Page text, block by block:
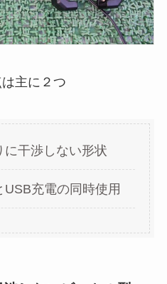
主に２つ
に干渉しない形状
USB充電の同時使用